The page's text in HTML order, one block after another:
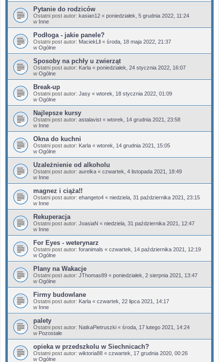
Pytanie do rodziców
Ostatni post autor: kasian12 « poniedziałek, 5 grudnia 2022, 11:24
w Inne
Podłoga - jakie panele?
Ostatni post autor: MaciekLll « środa, 18 maja 2022, 21:37
w Ogólne
Sposoby na pchły u zwierząt
Ostatni post autor: Karla « poniedziałek, 24 stycznia 2022, 16:07
w Ogólne
Break-up
Ostatni post autor: Jasy « wtorek, 18 stycznia 2022, 01:09
w Ogólne
Najlepsze kursy
Ostatni post autor: astalavist « wtorek, 14 grudnia 2021, 23:58
w Inne
Okna do kuchni
Ostatni post autor: Karla « wtorek, 14 grudnia 2021, 15:05
w Ogólne
Uzależnienie od alkoholu
Ostatni post autor: aurelka « czwartek, 4 listopada 2021, 18:49
w Inne
magnez i ciąża!!
Ostatni post autor: ehangeto4 « niedziela, 31 października 2021, 23:15
w Inne
Rekuperacja
Ostatni post autor: JoasiaN « niedziela, 31 października 2021, 12:47
w Inne
For Eyes - weterynarz
Ostatni post autor: foranimals « czwartek, 14 października 2021, 12:19
w Ogólne
Plany na Wakacje
Ostatni post autor: JThomas89 « poniedziałek, 2 sierpnia 2021, 13:47
w Ogólne
Firmy budowlane
Ostatni post autor: Karla « czwartek, 22 lipca 2021, 14:17
w Inne
palety
Ostatni post autor: NatkaPietruszki « środa, 17 lutego 2021, 14:24
w Pozostałe
opieka w przedszkolu w Siechnicach?
Ostatni post autor: wiktoria88 « czwartek, 17 grudnia 2020, 00:26
w Ogólne